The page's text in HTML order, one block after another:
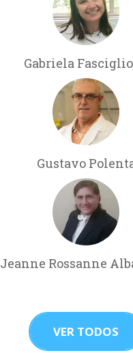
Gabriela
Gustavo
Jeanne Rossanne
VER TODOS